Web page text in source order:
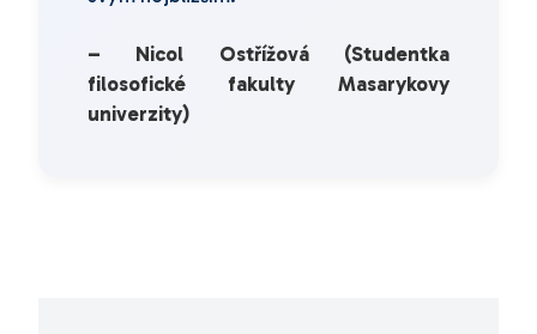
– Nicol Ostřížová (Studentka
filosofické fakulty Masarykovy
univerzity)